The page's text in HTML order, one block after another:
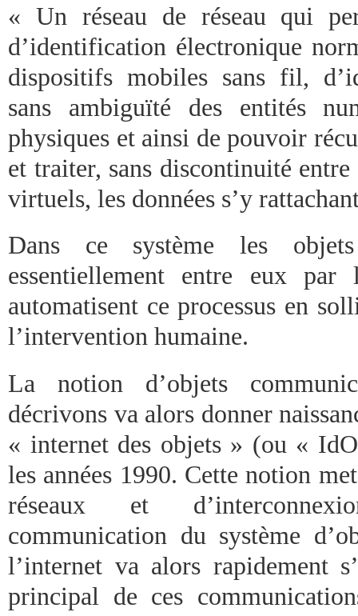
« Un réseau de réseau qui
d’identification électronique
dispositifs mobiles sans fil,
sans ambiguïté des entités
physiques et ainsi de pouvoir
et traiter, sans discontinuité
virtuels, les données s’y
Dans ce système les
essentiellement entre eux
automatisent ce processus en
l’intervention humaine.
La notion d’objets
décrivons va alors donner
« internet des objets » (ou «
les années 1990. Cette notion
réseaux et
communication du système
l’internet va alors rapidement
principal de ces